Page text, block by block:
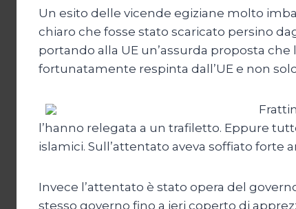
Un esito delle vicende egiziane molto
chiaro che fosse stato scaricato persino
portando alla UE un’assurda proposta
fortunatamente respinta dall’UE e non
l’hanno relegata a un trafiletto. Eppure
islamici. Sull’attentato aveva soffiato
Invece l’attentato è stato opera del
stesso governo fino a ieri coperto di